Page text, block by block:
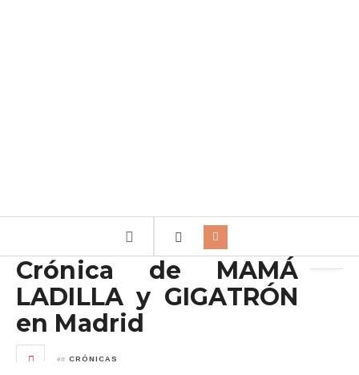
Crónica de MAMÁ
LADILLA y GIGATRÓN
en Madrid
en CRÓNICAS